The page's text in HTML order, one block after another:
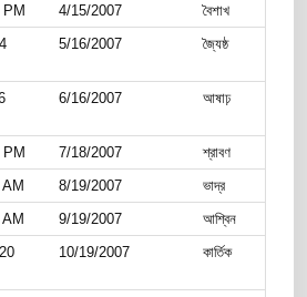
4/15/2007
বৈশাখ
5/16/2007 জ্যৈষ্ঠ
6/16/2007 আষাঢ়
7/18/2007
শ্রাবণ
8/19/2007
ভাদ্র
9/19/2007
আশ্বিন
10/19/2007 কার্তিক